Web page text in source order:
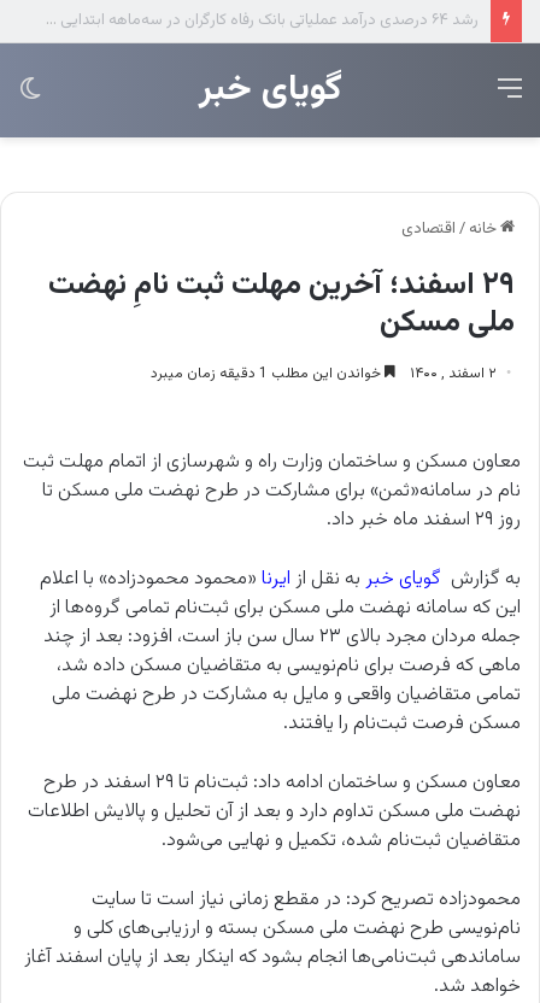
نشست مشترک معاونت‌های منابع انسانی و طرح‌ و توسعه فولاد خوزستان
‌‌‌گویای خبر منو
خانه / اقتصادی
۲۹ اسفند؛ آخرین مهلت ثبت نامِ نهضت
ملی مسکن
۲ اسفند , ۱۴۰۰ خواندن این مطلب 1 دقیقه زمان میبرد
معاون مسکن و ساختمان وزارت راه و شهرسازی از اتمام مهلت ثبت
نام در سامانه«ثمن» برای مشارکت در طرح نهضت ملی مسکن تا
روز ۲۹ اسفند ماه خبر داد.
به گزارش گویای خبر به نقل از ایرنا «محمود محمودزاده» با اعلام
این که سامانه نهضت ملی مسکن برای ثبت‌نام تمامی گروه‌ها از
جمله مردان مجرد بالای ۲۳ سال سن باز است، افزود: بعد از چند
ماهی که فرصت برای نام‌نویسی به متقاضیان مسکن داده شد،
تمامی متقاضیان واقعی و مایل به مشارکت در طرح نهضت ملی
مسکن فرصت ثبت‌نام را یافتند.
معاون مسکن و ساختمان ادامه داد: ثبت‌نام تا ۲۹ اسفند در طرح
نهضت ملی مسکن تداوم دارد و بعد از آن تحلیل و پالایش اطلاعات
متقاضیان ثبت‌نام شده، تکمیل و نهایی می‌شود.
محمودزاده تصریح کرد: در مقطع زمانی نیاز است تا سایت
نام‌نویسی طرح نهضت ملی مسکن بسته و ارزیابی‌های کلی و
ساماندهی ثبت‌نامی‌ها انجام بشود که اینکار بعد از پایان اسفند آغاز
خواهد شد.